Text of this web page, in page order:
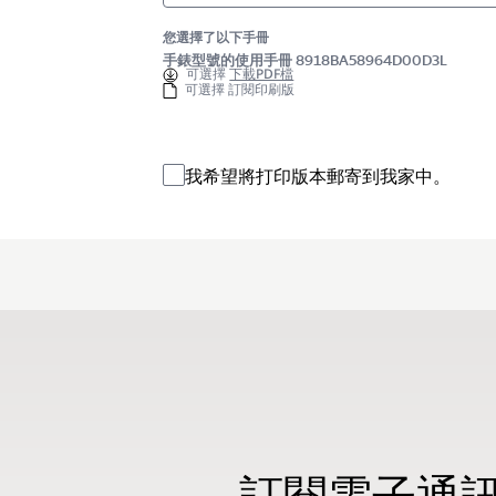
您選擇了以下手冊
手錶型號的使用手冊 8918BA58964D00D3L
可選擇下載PDF檔
可選擇 訂閱印刷版
我希望將打印版本郵寄到我家中。